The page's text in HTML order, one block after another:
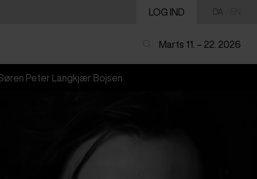
LOG IND DA
Marts 11. – 22. 2026
Peter Langkjær Bojsen